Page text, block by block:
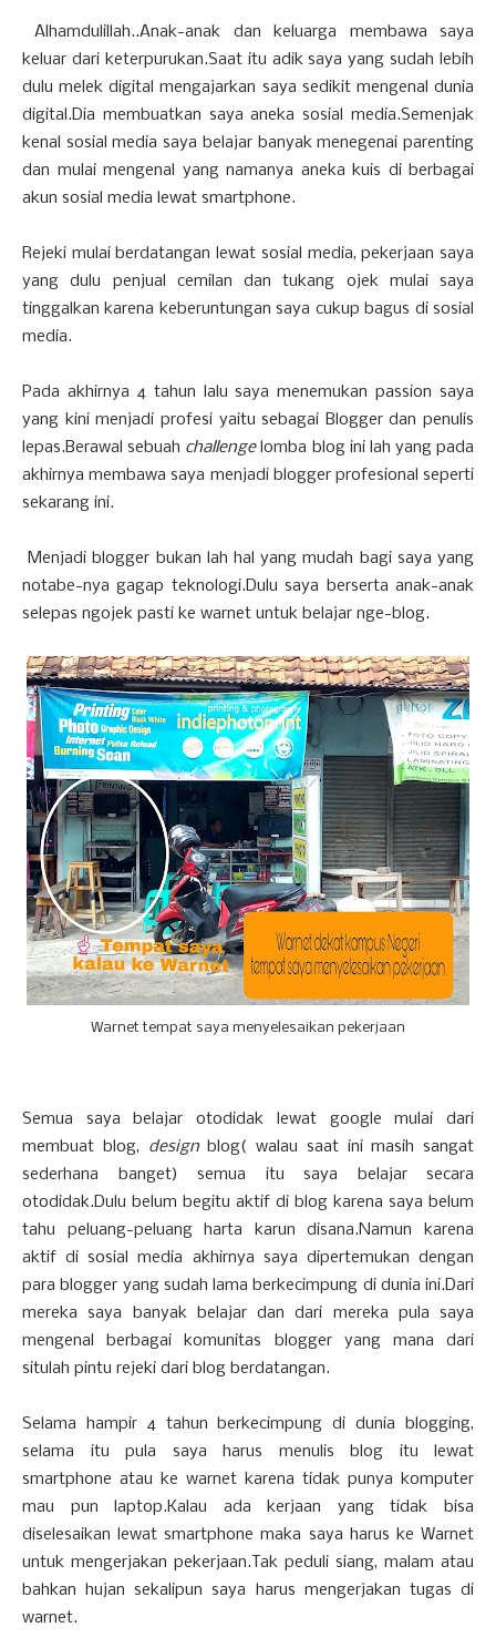
Alhamdulillah..Anak-anak dan keluarga membawa saya
keluar dari keterpurukan.Saat itu adik saya yang sudah lebih
dulu melek digital mengajarkan saya sedikit mengenal dunia
digital.Dia membuatkan saya aneka sosial media.Semenjak
kenal sosial media saya belajar banyak menegenai parenting
dan mulai mengenal yang namanya aneka kuis di berbagai
akun sosial media lewat smartphone.
Rejeki mulai berdatangan lewat sosial media, pekerjaan saya
yang dulu penjual cemilan dan tukang ojek mulai saya
tinggalkan karena keberuntungan saya cukup bagus di sosial
media.
Pada akhirnya 4 tahun lalu saya menemukan passion saya
yang kini menjadi profesi yaitu sebagai Blogger dan penulis
lepas.Berawal sebuah challenge lomba blog ini lah yang pada
akhirnya membawa saya menjadi blogger profesional seperti
sekarang ini.
Menjadi blogger bukan lah hal yang mudah bagi saya yang
notabe-nya gagap teknologi.Dulu saya berserta anak-anak
selepas ngojek pasti ke warnet untuk belajar nge-blog.
Warnet tempat saya menyelesaikan pekerjaan
Semua saya belajar otodidak lewat google mulai dari
membuat blog, designblog( walau saat ini masih sangat
sederhana banget) semua itu saya belajar secara
otodidak.Dulu belum begitu aktif di blog karena saya belum
tahu peluang-peluang harta karun disana.Namun karena
aktif di sosial media akhirnya saya dipertemukan dengan
para blogger yang sudah lama berkecimpung di dunia ini.Dari
mereka saya banyak belajar dan dari mereka pula saya
mengenal berbagai komunitas blogger yang mana dari
situlah pintu rejeki dari blog berdatangan.
Selama hampir 4 tahun berkecimpung di dunia blogging,
selama itu pula saya harus menulis blog itu lewat
smartphone atau ke warnet karena tidak punya komputer
mau pun laptop.Kalau ada kerjaan yang tidak bisa
diselesaikan lewat smartphone maka saya harus ke Warnet
untuk mengerjakan pekerjaan.Tak peduli siang, malam atau
bahkan hujan sekalipun saya harus mengerjakan tugas di
warnet.